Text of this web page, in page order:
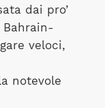
dai pro’
Bahrain-
veloci,
notevole